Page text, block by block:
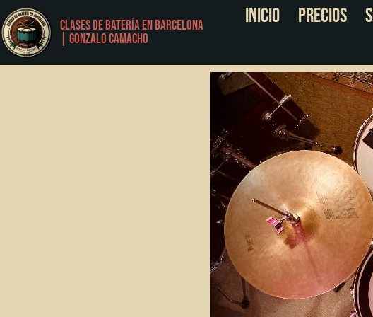
Clases de Batería en Barcelona
| Gonzalo Camacho
Inicio Precios